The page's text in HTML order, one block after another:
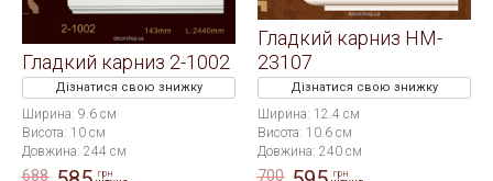
Гладкий карниз 2-1002
Дізнатися свою знижку
Ширина: 9.6 см
Висота: 10 см
Довжина: 244 см
688 грн
Гладкий карниз HM-
23107
Дізнатися свою знижку
Ширина: 12.4 см
Висота: 10.6 см
Довжина: 240 см
700 грн